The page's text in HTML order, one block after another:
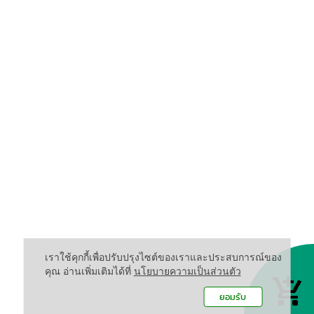
เราใช้คุกกี้เพื่อปรับปรุงไซต์ของเราและประสบการณ์ของ
คุณ อ่านเพิ่มเติมได้ที่ นโยบายความเป็นส่วนตัว
ยอมรับ